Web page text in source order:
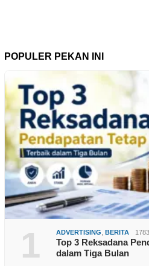
POPULER PEKAN INI
1 ADVERTISING BERITA
Top 3 Reksadana
dalam Tiga Bulan